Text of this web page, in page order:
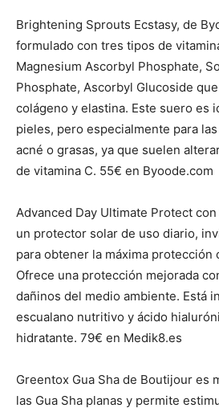
Brightening Sprouts Ecstasy, de
formulado con tres tipos de
Magnesium Ascorbyl Phosphate,
Phosphate, Ascorbyl Glucoside
colágeno y elastina. Este suero es
pieles, pero especialmente para
acné o grasas, ya que suelen
de vitamina C. 55€ en Byoode.com
Advanced Day Ultimate Protect
un protector solar de uso diario,
para obtener la máxima protección
Ofrece una protección mejorada
dañinos del medio ambiente. Está
escualano nutritivo y ácido
hidratante. 79€ en Medik8.es
Greentox Gua Sha de Boutijour es
las Gua Sha planas y permite